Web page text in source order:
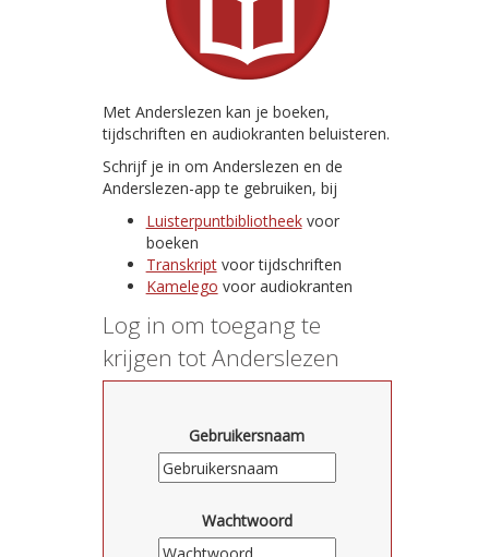
Met Anderslezen kan je boeken,
tijdschriften en audiokranten beluisteren.
Schrijf je in om Anderslezen en de
Anderslezen-app te gebruiken, bij
Luisterpuntbibliotheekvoor
boeken
Transkriptvoor tijdschriften
Kamelego voor audiokranten
Log in om toegang te
krijgen tot Anderslezen
Gebruikersnaam
Wachtwoord